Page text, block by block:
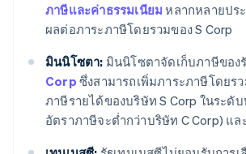
ภาษีและค่าธรรมเนียม หลากหลายปร
ผลต่อภาระภาษีโดยรวมของ S Corp
มินนิโซตา: มินนิโซตาจัดเก็บภาษีของ
Corp ซึ่งสามารถเพิ่มภาระภาษีโดยร
ภาษีรายได้ของบริษัท S Corp ในระดั
อัตราภาษีจะต่ำกว่าบริษัท C Corp) แ